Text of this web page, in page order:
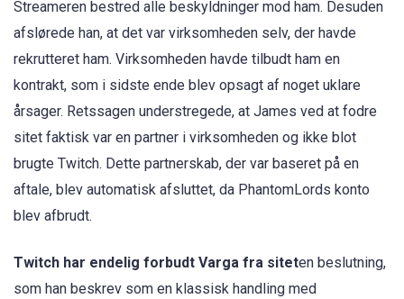
Streameren bestred alle beskyldninger mod ham. Desuden
afslørede han, at det var virksomheden selv, der havde
rekrutteret ham. Virksomheden havde tilbudt ham en
kontrakt, som i sidste ende blev opsagt af noget uklare
årsager. Retssagen understregede, at James ved at fodre
sitet faktisk var en partner i virksomheden og ikke blot
brugte Twitch. Dette partnerskab, der var baseret på en
aftale, blev automatisk afsluttet, da PhantomLords konto
blev afbrudt.
Twitch har endelig forbudt Varga fra siteten beslutning,
som han beskrev som en klassisk handling med